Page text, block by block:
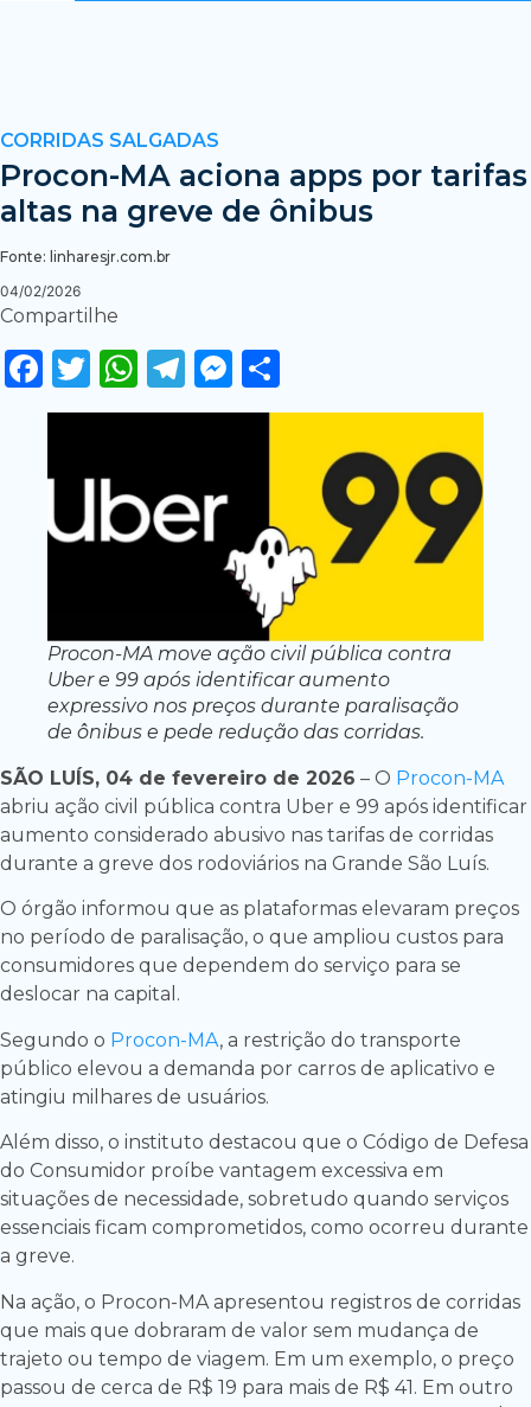
CORRIDAS SALGADAS
Procon-MA aciona apps por tarifas
altas na greve de ônibus
Fonte: linharesjr.com.br
04/02/2026
Compartilhe
Facebook
Twitter
WhatsApp
Telegram
Messenger
Procon-MA move ação civil pública contra
Uber e 99 após identificar aumento
expressivo nos preços durante paralisação
de ônibus e pede redução das corridas.
SÃO LUÍS, 04 de fevereiro de 2026 – O Procon-MA
abriu ação civil pública contra Uber e 99 após identificar
aumento considerado abusivo nas tarifas de corridas
durante a greve dos rodoviários na Grande São Luís.
O órgão informou que as plataformas elevaram preços
no período de paralisação, o que ampliou custos para
consumidores que dependem do serviço para se
deslocar na capital.
Segundo o Procon-MA, a restrição do transporte
público elevou a demanda por carros de aplicativo e
atingiu milhares de usuários.
Além disso, o instituto destacou que o Código de Defesa
do Consumidor proíbe vantagem excessiva em
situações de necessidade, sobretudo quando serviços
essenciais ficam comprometidos, como ocorreu durante
a greve.
Na ação, o Procon-MA apresentou registros de corridas
que mais que dobraram de valor sem mudança de
trajeto ou tempo de viagem. Em um exemplo, o preço
passou de cerca de R$ 19 para mais de R$ 41. Em outro